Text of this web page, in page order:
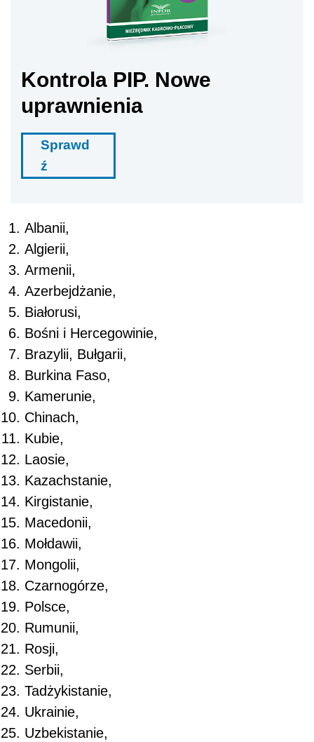
Kontrola PIP. Nowe
uprawnienia
Sprawd
ź
Albanii,
Algierii,
Armenii,
Azerbejdżanie,
Białorusi,
Bośni i Hercegowinie,
Brazylii, Bułgarii,
Burkina Faso,
Kamerunie,
Chinach,
Kubie,
Laosie,
Kazachstanie,
Kirgistanie,
Macedonii,
Mołdawii,
Mongolii,
Czarnogórze,
Polsce,
Rumunii,
Rosji,
Serbii,
Tadżykistanie,
Ukrainie,
Uzbekistanie,